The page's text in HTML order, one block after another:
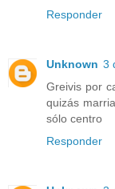
Responder
Unknown 3
Greivis por
quizás
sólo centro
Responder